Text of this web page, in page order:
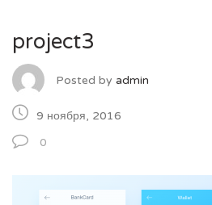
project3
Posted by admin
9 ноября, 2016
0